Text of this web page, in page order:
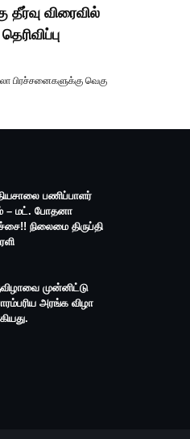
தீர்வு விரைவில்
பிரச்சனைகளுக்கு வெகு
பணிப்பாளர்
– மட். போதனா
நிலைமை திருப்தி
முன்னிட்டு
அரங்க விழா